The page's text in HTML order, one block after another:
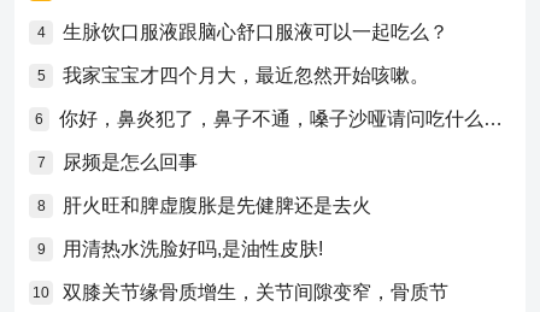
4 生脉饮口服液跟脑心舒口服液可以一起吃么？
5 我家宝宝才四个月大，最近忽然开始咳嗽。
6 你好，鼻炎犯了，鼻子不通，嗓子沙哑请问吃什么药比较好？
7 尿频是怎么回事
8 肝火旺和脾虚腹胀是先健脾还是去火
9 用清热水洗脸好吗,是油性皮肤!
10 双膝关节缘骨质增生，关节间隙变窄，骨质节